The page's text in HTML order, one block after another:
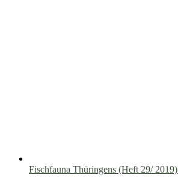
Fischfauna Thüringens (Heft 29/ 2019)